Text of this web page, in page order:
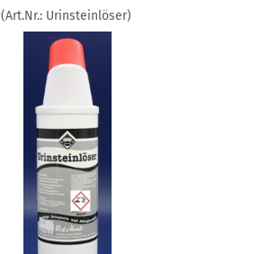
(Art.Nr.: Urinsteinlöser)